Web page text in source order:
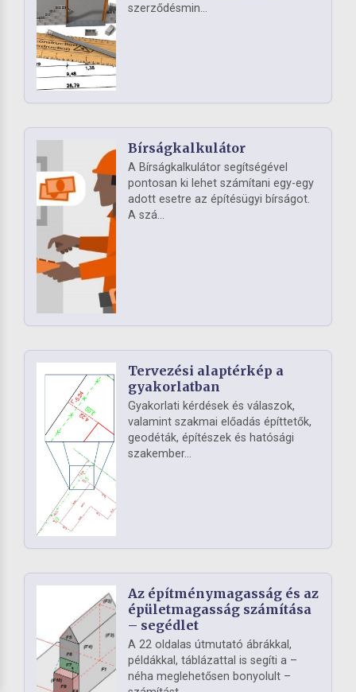
szerződésmin...
Bírságkalkulátor
A Bírságkalkulátor segítségével
pontosan ki lehet számítani egy-egy
adott esetre az építésügyi bírságot.
A szá...
Tervezési alaptérkép a
gyakorlatban
Gyakorlati kérdések és válaszok,
valamint szakmai előadás építtetők,
geodéták, építészek és hatósági
szakember...
Az építménymagasság és az
épületmagasság számítása
– segédlet
A 22 oldalas útmutató ábrákkal,
példákkal, táblázattal is segíti a –
néha meglehetősen bonyolult –